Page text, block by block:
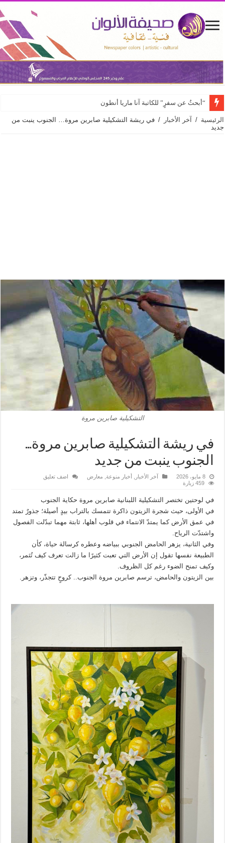
“أبحثُ عن سفرٍ” للكاتبة آنا ماريا أنطون
الرئيسية / آخر الأخبار / في ريشة التشكيلية صابرين مروة… الجنوب ينبت من
جديد
التشكيلية صابرين مروة
في ريشة التشكيلية صابرين مروة…
الجنوب ينبت من جديد
8 مايو، 2026 آخر الأخبار أخبار منوعة معارض
اضف تعليق
459 زيارة
في لوحتين تختصر التشكيلية اللبنانية صابرين مروة حكاية الجنوب
في الأولى، حيث شجرة الزيتون ذاكرة تتمسك بالتراب بيدٍ أصيلة؛ جذورٌ تمتد
في عمق الأرض كما يمتدّ الانتماء في قلوب أهلها، ثابتة مهما تبدّلت الفصول
واشتدّت الرياح.
وفي الثانية، يزهر الحامض الجنوبي ببياضه وعطره كرسالة حياة، كأن
الطبيعة نفسها تقول إن الأرض التي تعبت كثيرًا ما زالت تعرف كيف تُثمر،
وكيف تمنح الضوء رغم كل الظروف.
بين الزيتون والحامض، ترسم صابرين مروة الجنوب.. كروحٍ تتجذّر، وتزهر.